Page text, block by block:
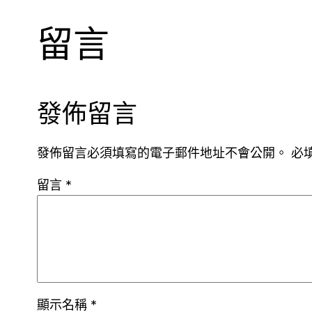
留言
發佈留言
發佈留言必須填寫的電子郵件地址不會公開。 必
留言 *
顯示名稱 *